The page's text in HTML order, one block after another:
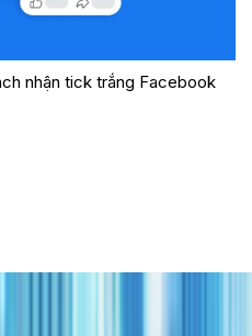
nhận tick trắng Facebook